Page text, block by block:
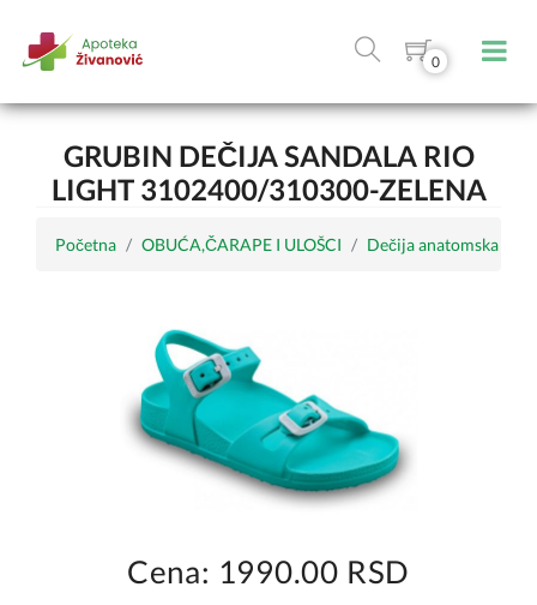
0
GRUBIN DEČIJA SANDALA RIO
LIGHT 3102400/310300-ZELENA
Početna OBUĆA,ČARAPE I ULOŠCI Dečija anatomska
Cena: 1990.00 RSD